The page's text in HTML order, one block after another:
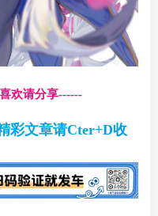
欢请分享------
彩文章请Cter+D收